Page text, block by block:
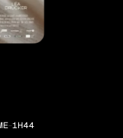
DURÉE
1H44